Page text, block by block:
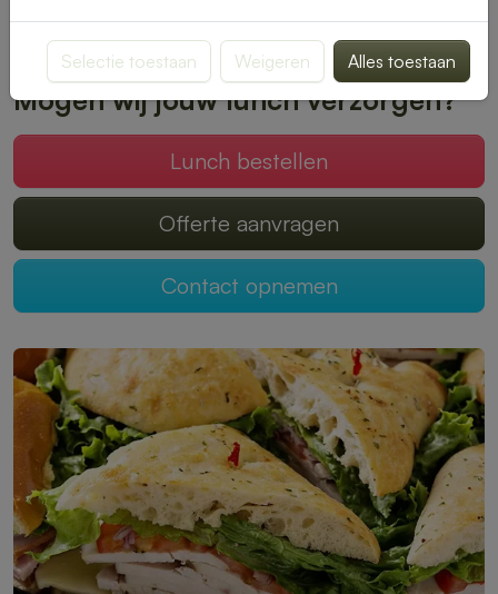
Plaats je bestelling online en geniet zonder zorgen van een
heerlijke lunch.
Mogen wij jouw lunch verzorgen?
Lunch bestellen
Offerte aanvragen
Contact opnemen
Selectie toestaan Weigeren Alles toestaan